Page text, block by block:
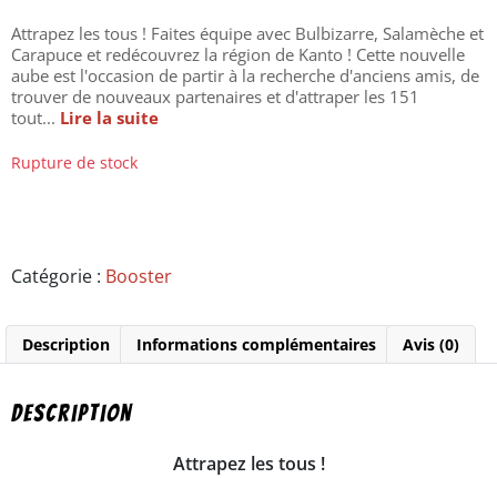
Attrapez les tous ! Faites équipe avec Bulbizarre, Salamèche et
Carapuce et redécouvrez la région de Kanto ! Cette nouvelle
aube est l'occasion de partir à la recherche d'anciens amis, de
trouver de nouveaux partenaires et d'attraper les 151
tout... Lire la suite
Rupture de stock
Catégorie : Booster
Description Informations complémentaires Avis (0)
Description
Attrapez les tous !